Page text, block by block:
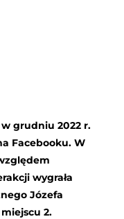
grudniu 2022 r.
Facebooku. W
wygrała
Józefa
2.